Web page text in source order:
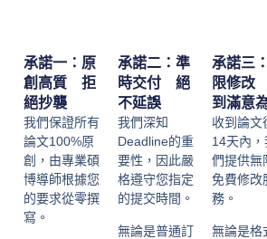
承諾一：原
創高質 拒
絕抄襲
我們保證所有
論文100%原
創，由專業碩
博導師根據您
的要求從零撰
寫。
承諾二：準
時交付 絕
不延誤
我們深知
Deadline的重
要性，因此嚴
格遵守您指定
的提交時間。
無論是普通訂
承諾三
限修改
到滿意
收到論文
14天內，
們提供無
免費修改
務。
無論是格